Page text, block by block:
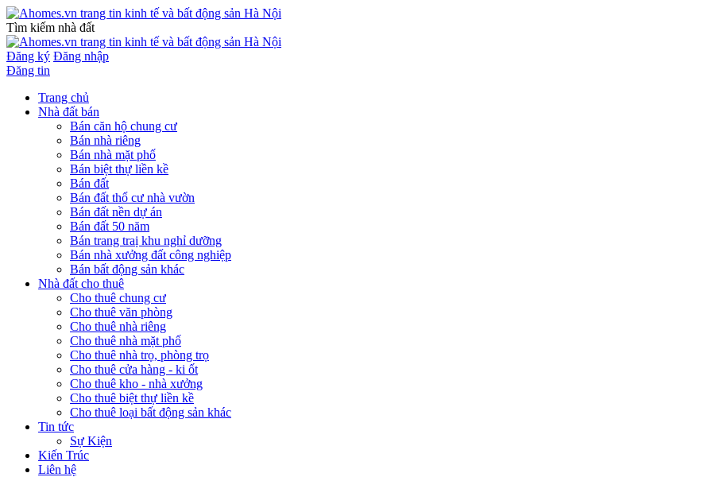
Tìm kiếm nhà đất
Đăng ký Đăng nhập
Đăng tin
Trang chủ
Nhà đất bán
Bán căn hộ chung cư
Bán nhà riêng
Bán nhà mặt phố
Bán biệt thự liền kề
Bán đất
Bán đất thổ cư nhà vườn
Bán đất nền dự án
Bán đất 50 năm
Bán trang traị khu nghỉ dưỡng
Bán nhà xưởng đất công nghiệp
Bán bất động sản khác
Nhà đất cho thuê
Cho thuê chung cư
Cho thuê văn phòng
Cho thuê nhà riêng
Cho thuê nhà mặt phố
Cho thuê nhà trọ, phòng trọ
Cho thuê cửa hàng - ki ốt
Cho thuê kho - nhà xưởng
Cho thuê biệt thự liền kề
Cho thuê loại bất động sản khác
Tin tức
Sự Kiện
Kiến Trúc
Liên hệ